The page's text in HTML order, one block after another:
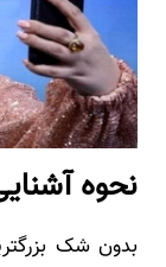
نحوه
بدون شک